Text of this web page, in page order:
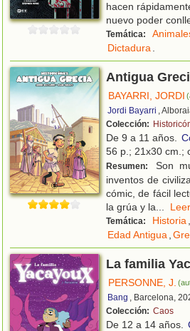
hacen
nuevo poder
Temática:
Dictadura.
Antigua
BAYARRI, JORDI
Jordi Bayarri ,
Colección:
De 9 a 11 años.
56 p.; 21x30 cm.;
Resumen:
Son
inventos de
cómic, de fácil
la grúa y la...
Temática: Historia,
Edad Antigua,
La familia
PERSONNE, J.
Bang , Barcelona,
Colección: Caos
De 12 a 14 años.